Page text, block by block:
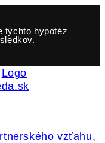
týchto hypotéz